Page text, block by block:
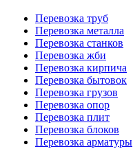
Перевозка труб
Перевозка металла
Перевозка станков
Перевозка жби
Перевозка кирпича
Перевозка бытовок
Перевозка грузов
Перевозка опор
Перевозка плит
Перевозка блоков
Перевозка арматуры